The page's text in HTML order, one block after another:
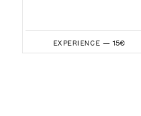
EXPERIENCE — 15€